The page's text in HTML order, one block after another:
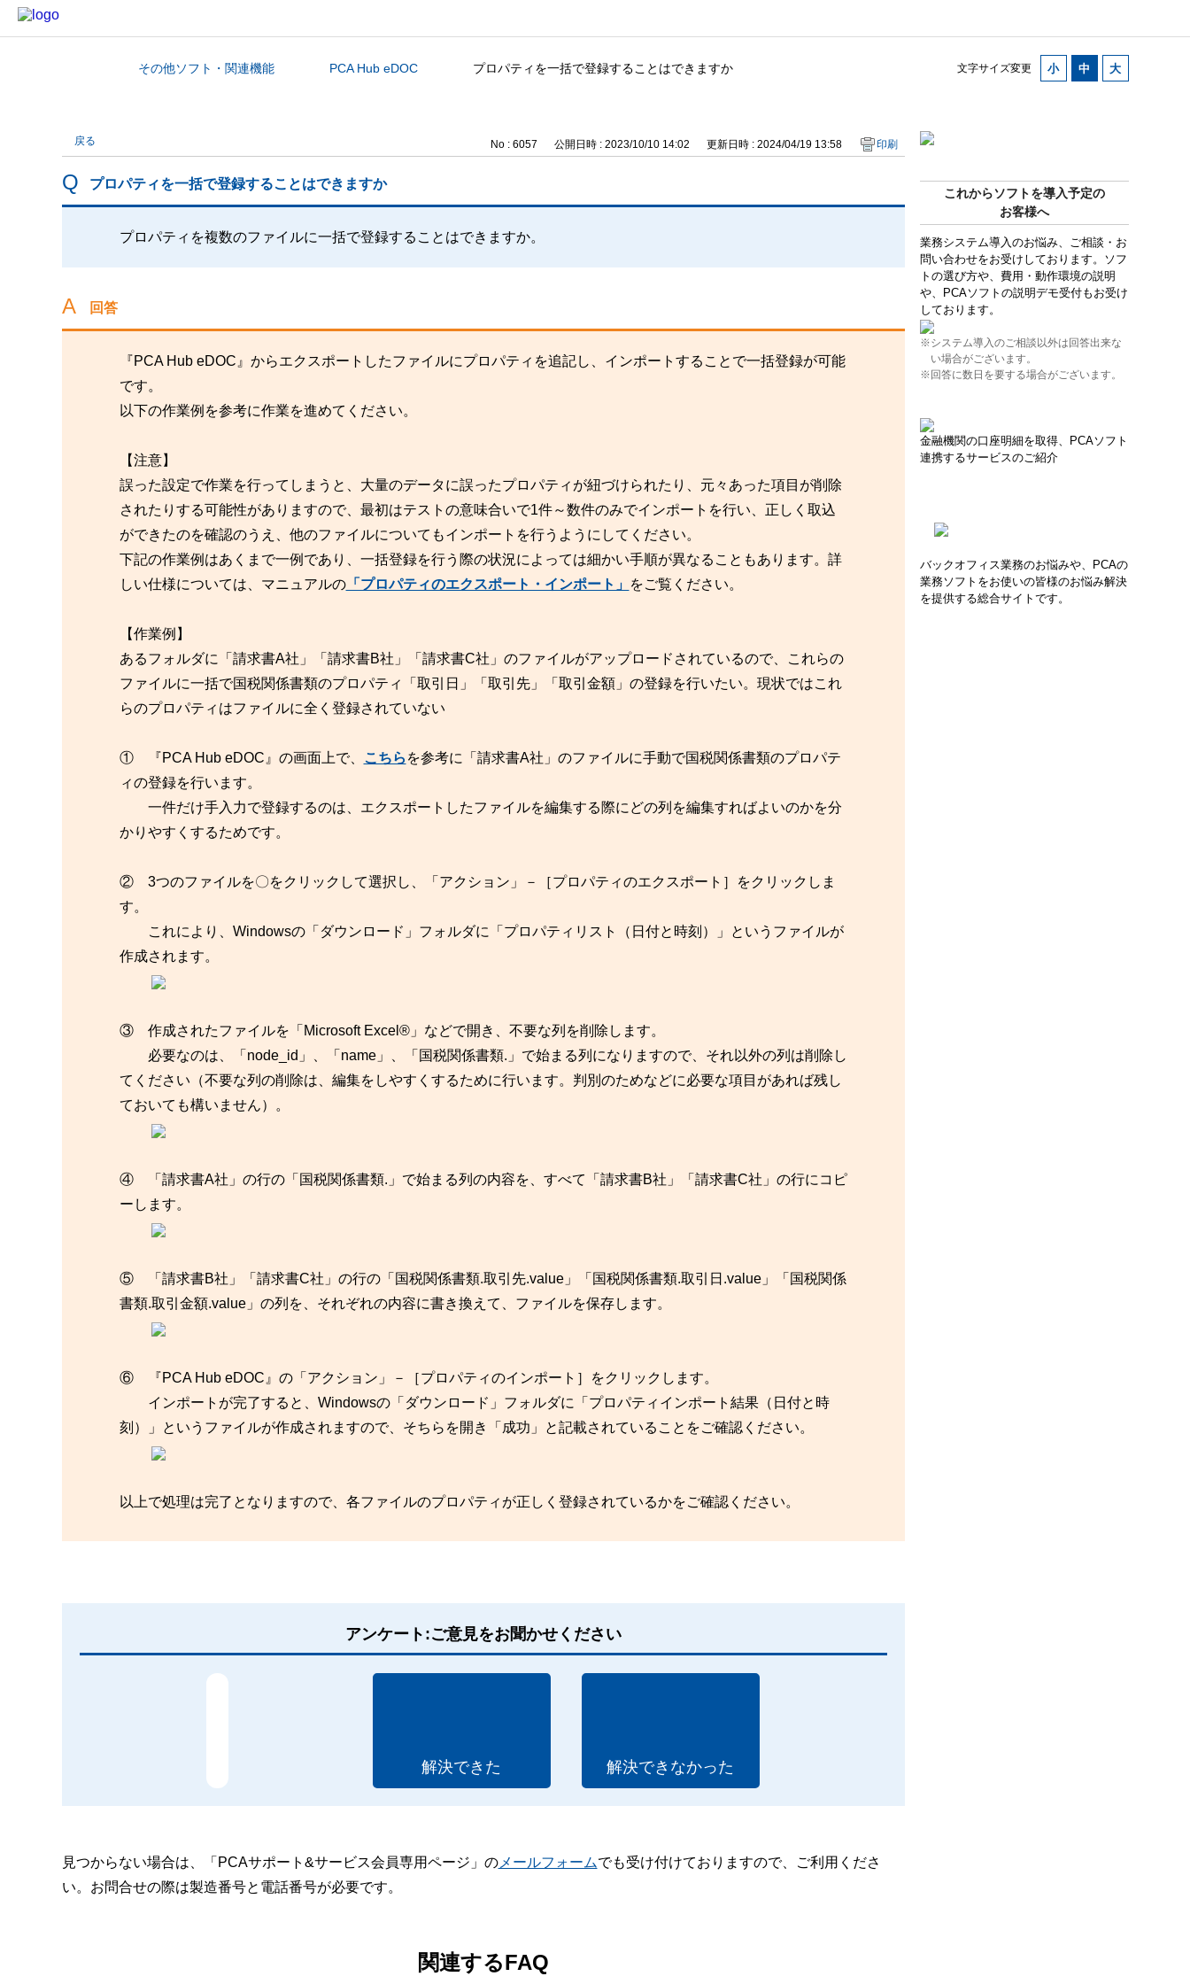
文字サイズ変更
カテゴリから探すその他ソフト・関連機能 PCA Hub eDOC プロパティを一括で登録することはできますか
これからソフトを導入予定の
お客様へ
業務システム導入のお悩み、ご相談・お
問い合わせをお受けしております。ソフ
トの選び方や、費用・動作環境の説明
や、PCAソフトの説明デモ受付もお受け
しております。
※システム導入のご相談以外は回答出来な
い場合がございます。
※回答に数日を要する場合がございます。
金融機関の口座明細を取得、PCAソフト
連携するサービスのご紹介
バックオフィス業務のお悩みや、PCAの
業務ソフトをお使いの皆様のお悩み解決
を提供する総合サイトです。
戻る No : 6057 公開日時 : 2023/10/10 14:02 更新日時 : 2024/04/19 13:58 印刷
プロパティを一括で登録することはできますか
プロパティを複数のファイルに一括で登録することはできますか。
回答
『PCA Hub eDOC』からエクスポートしたファイルにプロパティを追記し、インポートすることで一括登録が可能
です。
以下の作業例を参考に作業を進めてください。
【注意】
誤った設定で作業を行ってしまうと、大量のデータに誤ったプロパティが紐づけられたり、元々あった項目が削除
されたりする可能性がありますので、最初はテストの意味合いで1件～数件のみでインポートを行い、正しく取込
ができたのを確認のうえ、他のファイルについてもインポートを行うようにしてください。
下記の作業例はあくまで一例であり、一括登録を行う際の状況によっては細かい手順が異なることもあります。詳
しい仕様については、マニュアルの「プロパティのエクスポート・インポート」 をご覧ください。
【作業例】
あるフォルダに「請求書A社」「請求書B社」「請求書C社」のファイルがアップロードされているので、これらの
ファイルに一括で国税関係書類のプロパティ「取引日」「取引先」「取引金額」の登録を行いたい。現状ではこれ
らのプロパティはファイルに全く登録されていない
① 『PCA Hub eDOC』の画面上で、 こちら を参考に「請求書A社」のファイルに手動で国税関係書類のプロパテ
ィの登録を行います。
一件だけ手入力で登録するのは、エクスポートしたファイルを編集する際にどの列を編集すればよいのかを分
かりやすくするためです。
② 3つのファイルを〇をクリックして選択し、「アクション」－［プロパティのエクスポート］をクリックしま
す。
これにより、Windowsの「ダウンロード」フォルダに「プロパティリスト（日付と時刻）」というファイルが
作成されます。
③ 作成されたファイルを「Microsoft Excel®」などで開き、不要な列を削除します。
必要なのは、「node_id」、「name」、「国税関係書類.」で始まる列になりますので、それ以外の列は削除し
てください（不要な列の削除は、編集をしやすくするために行います。判別のためなどに必要な項目があれば残し
ておいても構いません）。
④ 「請求書A社」の行の「国税関係書類.」で始まる列の内容を、すべて「請求書B社」「請求書C社」の行にコピ
ーします。
⑤ 「請求書B社」「請求書C社」の行の「国税関係書類.取引先.value」「国税関係書類.取引日.value」「国税関係
書類.取引金額.value」の列を、それぞれの内容に書き換えて、ファイルを保存します。
⑥ 『PCA Hub eDOC』の「アクション」－［プロパティのインポート］をクリックします。
インポートが完了すると、Windowsの「ダウンロード」フォルダに「プロパティインポート結果（日付と時
刻）」というファイルが作成されますので、そちらを開き「成功」と記載されていることをご確認ください。
以上で処理は完了となりますので、各ファイルのプロパティが正しく登録されているかをご確認ください。
アンケート:ご意見をお聞かせください
解決できた 解決できなかった
見つからない場合は、「PCAサポート&サービス会員専用ページ」のメールフォームでも受け付けておりますので、ご利用くださ
い。お問合せの際は製造番号と電話番号が必要です。
関連するFAQ